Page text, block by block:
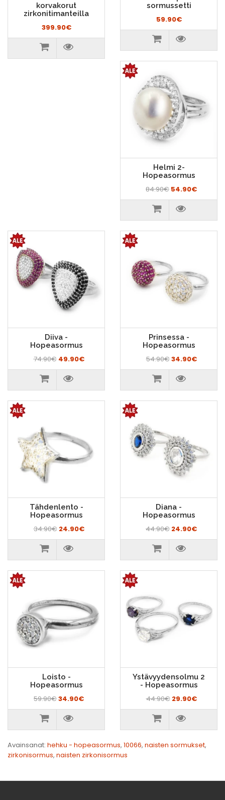
korvakorut
zirkonitimanteilla
399.90€
sormussetti
59.90€
Helmi 2-
Hopeasormus
84.90€ 54.90€
Diiva -
Hopeasormus
74.90€ 49.90€
Prinsessa -
Hopeasormus
54.90€34.90€
Tähdenlento -
Hopeasormus
34.90€ 24.90€
Diana -
Hopeasormus
44.90€ 24.90€
Loisto -
Hopeasormus
59.90€34.90€
Ystävyydensolmu 2
- Hopeasormus
44.90€ 29.90€
Avainsanat: hehku - hopeasormus, 10066, naisten sormukset,
zirkonisormus, naisten zirkonisormus